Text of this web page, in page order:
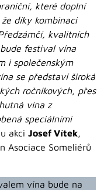
které doplní
díky kombinaci
kvalitních
festival vína
i společenským
se představí široká
ročníkových, přes
vína z
speciálními
akci Josef Vítek,
Asociace Someliérů
vína bude na